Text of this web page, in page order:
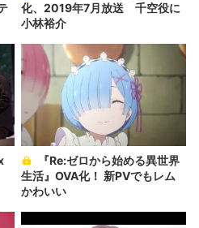
化、2019年7月放送 千空役に
小林裕介
生活』OVA化！ 新PVでもレム
かわいい